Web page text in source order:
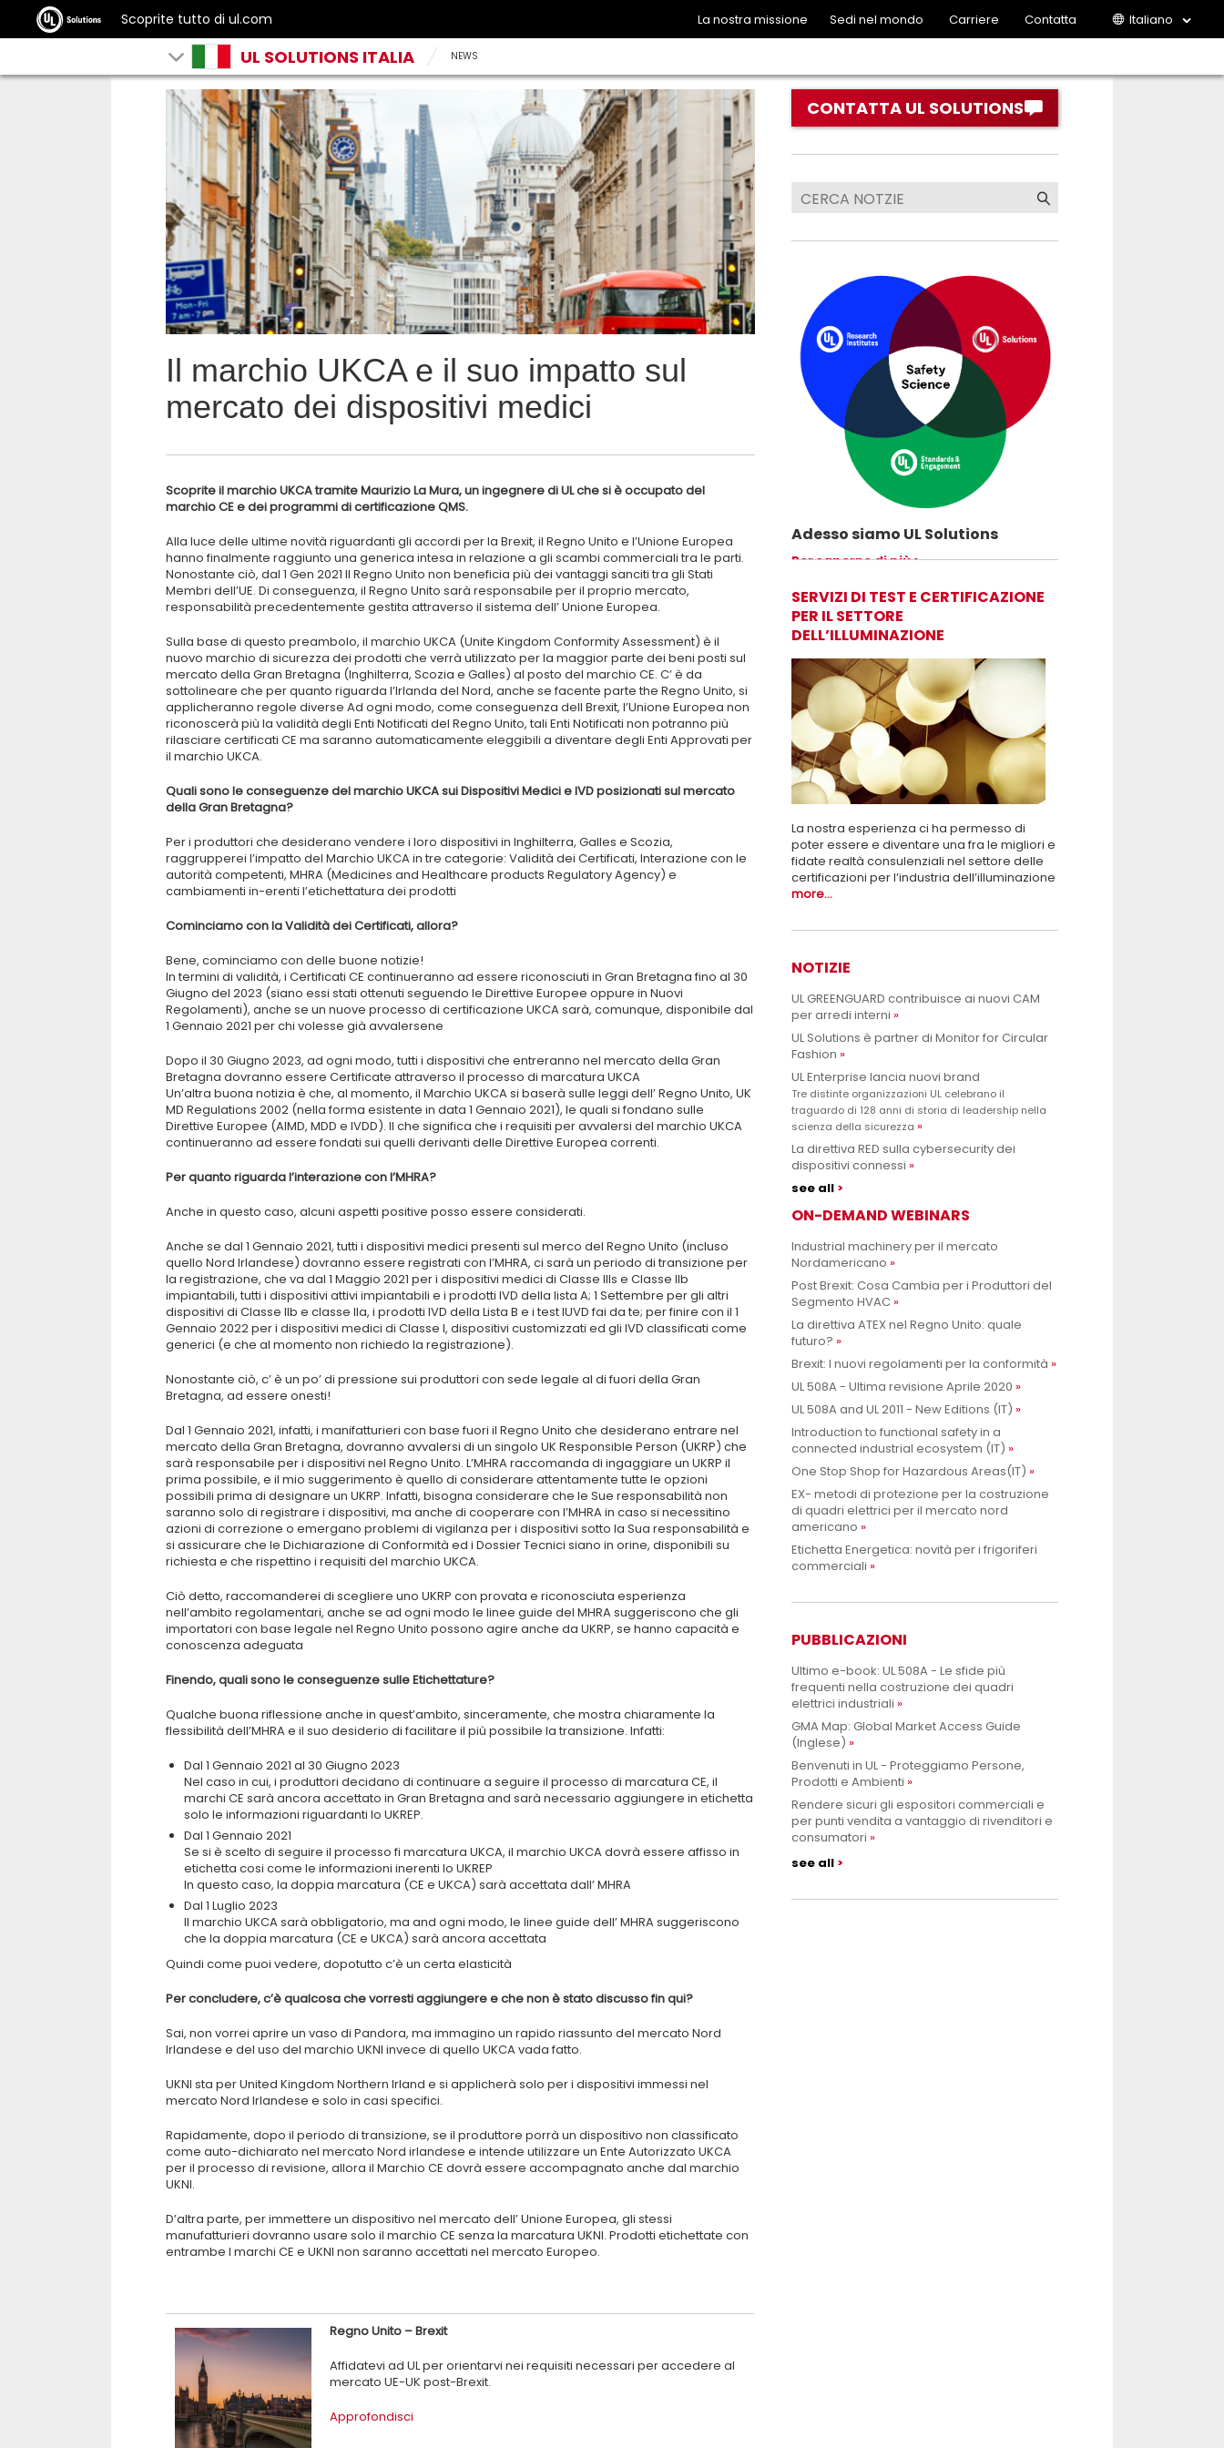
Scoprite tutto di ul.com La nostra missione Sedi nel mondo Carriere Contatta Italiano
UL SOLUTIONS ITALIA NEWS
Il marchio UKCA e il suo impatto sul
mercato dei dispositivi medici
Scoprite il marchio UKCA tramite Maurizio La Mura, un ingegnere di UL che si è occupato del
marchio CE e dei programmi di certificazione QMS.
Alla luce delle ultime novità riguardanti gli accordi per la Brexit, il Regno Unito e l’Unione Europea
hanno finalmente raggiunto una generica intesa in relazione a gli scambi commerciali tra le parti.
Nonostante ciò, dal 1 Gen 2021 Il Regno Unito non beneficia più dei vantaggi sanciti tra gli Stati
Membri dell’UE. Di conseguenza, il Regno Unito sarà responsabile per il proprio mercato,
responsabilità precedentemente gestita attraverso il sistema dell’ Unione Europea.
Sulla base di questo preambolo, il marchio UKCA (Unite Kingdom Conformity Assessment) è il
nuovo marchio di sicurezza dei prodotti che verrà utilizzato per la maggior parte dei beni posti sul
mercato della Gran Bretagna (Inghilterra, Scozia e Galles) al posto del marchio CE. C’ è da
sottolineare che per quanto riguarda l’Irlanda del Nord, anche se facente parte the Regno Unito, si
applicheranno regole diverse Ad ogni modo, come conseguenza dell Brexit, l’Unione Europea non
riconoscerà più la validità degli Enti Notificati del Regno Unito, tali Enti Notificati non potranno più
rilasciare certificati CE ma saranno automaticamente eleggibili a diventare degli Enti Approvati per
il marchio UKCA.
Quali sono le conseguenze del marchio UKCA sui Dispositivi Medici e IVD posizionati sul mercato
della Gran Bretagna?
Per i produttori che desiderano vendere i loro dispositivi in Inghilterra, Galles e Scozia,
raggrupperei l’impatto del Marchio UKCA in tre categorie: Validità dei Certificati, Interazione con le
autorità competenti, MHRA (Medicines and Healthcare products Regulatory Agency) e
cambiamenti in-erenti l’etichettatura dei prodotti
Cominciamo con la Validità dei Certificati, allora?
Bene, cominciamo con delle buone notizie!
In termini di validità, i Certificati CE continueranno ad essere riconosciuti in Gran Bretagna fino al 30
Giugno del 2023 (siano essi stati ottenuti seguendo le Direttive Europee oppure in Nuovi
Regolamenti), anche se un nuove processo di certificazione UKCA sarà, comunque, disponibile dal
1 Gennaio 2021 per chi volesse già avvalersene
Dopo il 30 Giugno 2023, ad ogni modo, tutti i dispositivi che entreranno nel mercato della Gran
Bretagna dovranno essere Certificate attraverso il processo di marcatura UKCA
Un’altra buona notizia è che, al momento, il Marchio UKCA si baserà sulle leggi dell’ Regno Unito, UK
MD Regulations 2002 (nella forma esistente in data 1 Gennaio 2021), le quali si fondano sulle
Direttive Europee (AIMD, MDD e IVDD). Il che significa che i requisiti per avvalersi del marchio UKCA
continueranno ad essere fondati sui quelli derivanti delle Direttive Europea correnti.
Per quanto riguarda l’interazione con l’MHRA?
Anche in questo caso, alcuni aspetti positive posso essere considerati.
Anche se dal 1 Gennaio 2021, tutti i dispositivi medici presenti sul merco del Regno Unito (incluso
quello Nord Irlandese) dovranno essere registrati con l’MHRA, ci sarà un periodo di transizione per
la registrazione, che va dal 1 Maggio 2021 per i dispositivi medici di Classe IIIs e Classe IIb
impiantabili, tutti i dispositivi attivi impiantabili e i prodotti IVD della lista A; 1 Settembre per gli altri
dispositivi di Classe IIb e classe IIa, i prodotti IVD della Lista B e i test IUVD fai da te; per finire con il 1
Gennaio 2022 per i dispositivi medici di Classe I, dispositivi customizzati ed gli IVD classificati come
generici (e che al momento non richiedo la registrazione).
Nonostante ciò, c’ è un po’ di pressione sui produttori con sede legale al di fuori della Gran
Bretagna, ad essere onesti!
Dal 1 Gennaio 2021, infatti, i manifatturieri con base fuori il Regno Unito che desiderano entrare nel
mercato della Gran Bretagna, dovranno avvalersi di un singolo UK Responsible Person (UKRP) che
sarà responsabile per i dispositivi nel Regno Unito. L’MHRA raccomanda di ingaggiare un UKRP il
prima possibile, e il mio suggerimento è quello di considerare attentamente tutte le opzioni
possibili prima di designare un UKRP. Infatti, bisogna considerare che le Sue responsabilità non
saranno solo di registrare i dispositivi, ma anche di cooperare con l’MHRA in caso si necessitino
azioni di correzione o emergano problemi di vigilanza per i dispositivi sotto la Sua responsabilità e
si assicurare che le Dichiarazione di Conformità ed i Dossier Tecnici siano in orine, disponibili su
richiesta e che rispettino i requisiti del marchio UKCA.
Ciò detto, raccomanderei di scegliere uno UKRP con provata e riconosciuta esperienza
nell’ambito regolamentari, anche se ad ogni modo le linee guide del MHRA suggeriscono che gli
importatori con base legale nel Regno Unito possono agire anche da UKRP, se hanno capacità e
conoscenza adeguata
Finendo, quali sono le conseguenze sulle Etichettature?
Qualche buona riflessione anche in quest’ambito, sinceramente, che mostra chiaramente la
flessibilità dell’MHRA e il suo desiderio di facilitare il più possibile la transizione. Infatti:
Dal 1 Gennaio 2021 al 30 Giugno 2023
Nel caso in cui, i produttori decidano di continuare a seguire il processo di marcatura CE, il
marchi CE sarà ancora accettato in Gran Bretagna and sarà necessario aggiungere in etichetta
solo le informazioni riguardanti lo UKREP.
Dal 1 Gennaio 2021
Se si è scelto di seguire il processo fi marcatura UKCA, il marchio UKCA dovrà essere affisso in
etichetta cosi come le informazioni inerenti lo UKREP
In questo caso, la doppia marcatura (CE e UKCA) sarà accettata dall’ MHRA
Dal 1 Luglio 2023
Il marchio UKCA sarà obbligatorio, ma and ogni modo, le linee guide dell’ MHRA suggeriscono
che la doppia marcatura (CE e UKCA) sarà ancora accettata
Quindi come puoi vedere, dopotutto c’è un certa elasticità
Per concludere, c’è qualcosa che vorresti aggiungere e che non è stato discusso fin qui?
Sai, non vorrei aprire un vaso di Pandora, ma immagino un rapido riassunto del mercato Nord
Irlandese e del uso del marchio UKNI invece di quello UKCA vada fatto.
UKNI sta per United Kingdom Northern Irland e si applicherà solo per i dispositivi immessi nel
mercato Nord Irlandese e solo in casi specifici.
Rapidamente, dopo il periodo di transizione, se il produttore porrà un dispositivo non classificato
come auto-dichiarato nel mercato Nord irlandese e intende utilizzare un Ente Autorizzato UKCA
per il processo di revisione, allora il Marchio CE dovrà essere accompagnato anche dal marchio
UKNI.
D’altra parte, per immettere un dispositivo nel mercato dell’ Unione Europea, gli stessi
manufatturieri dovranno usare solo il marchio CE senza la marcatura UKNI. Prodotti etichettate con
entrambe I marchi CE e UKNI non saranno accettati nel mercato Europeo.
Regno Unito – Brexit
Affidatevi ad UL per orientarvi nei requisiti necessari per accedere al
mercato UE-UK post-Brexit.
Approfondisci
CONTATTA UL SOLUTIONS
Adesso siamo UL Solutions
Promuovere le scienze della sicurezza e
sicurezza.
Per saperne di più
SERVIZI DI TEST E CERTIFICAZIONE
PER IL SETTORE
DELL’ILLUMINAZIONE
La nostra esperienza ci ha permesso di
poter essere e diventare una fra le migliori e
fidate realtà consulenziali nel settore delle
certificazioni per l’industria dell’illuminazione
more...
NOTIZIE
UL GREENGUARD contribuisce ai nuovi CAM
per arredi interni
UL Solutions è partner di Monitor for Circular
Fashion
UL Enterprise lancia nuovi brand
Tre distinte organizzazioni UL celebrano il
traguardo di 128 anni di storia di leadership nella
scienza della sicurezza
La direttiva RED sulla cybersecurity dei
dispositivi connessi
see all
ON-DEMAND WEBINARS
Industrial machinery per il mercato
Nordamericano
Post Brexit: Cosa Cambia per i Produttori del
Segmento HVAC
La direttiva ATEX nel Regno Unito: quale
futuro?
Brexit: I nuovi regolamenti per la conformità
UL 508A - Ultima revisione Aprile 2020
UL 508A and UL 2011 - New Editions (IT)
Introduction to functional safety in a
connected industrial ecosystem (IT)
One Stop Shop for Hazardous Areas(IT)
EX- metodi di protezione per la costruzione
di quadri elettrici per il mercato nord
americano
Etichetta Energetica: novità per i frigoriferi
commerciali
PUBBLICAZIONI
Ultimo e-book: UL 508A - Le sfide più
frequenti nella costruzione dei quadri
elettrici industriali
GMA Map: Global Market Access Guide
(Inglese)
Benvenuti in UL - Proteggiamo Persone,
Prodotti e Ambienti
Rendere sicuri gli espositori commerciali e
per punti vendita a vantaggio di rivenditori e
consumatori
see all